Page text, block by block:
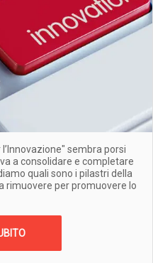
l’Innovazione" sembra porsi
a consolidare e completare
quali sono i pilastri della
rimuovere per promuovere lo